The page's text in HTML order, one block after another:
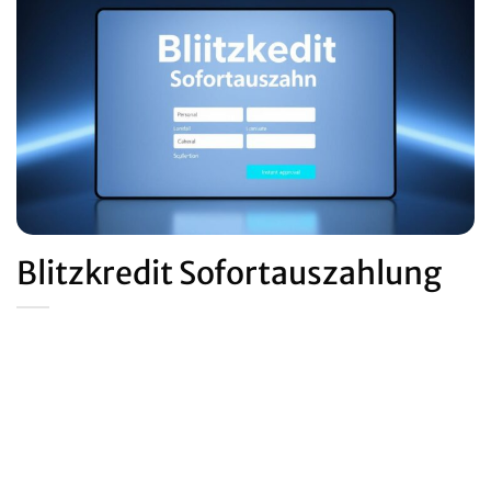
Blitzkredit Sofortauszahlung